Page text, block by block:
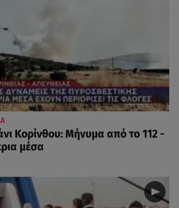
Κορίνθου: Μήνυμα από το 112 -
μέσα